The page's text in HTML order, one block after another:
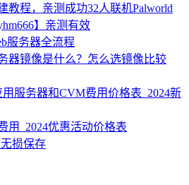
教程，亲测成功32人联机Palworld
】亲测有效
服务器全流程
器镜像是什么？怎么选镜像比较
服务器和CVM费用价格表_2024新
用_2024优惠活动价格表
损保存